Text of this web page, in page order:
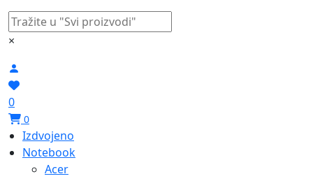
×
0
0
Izdvojeno
Notebook
Acer